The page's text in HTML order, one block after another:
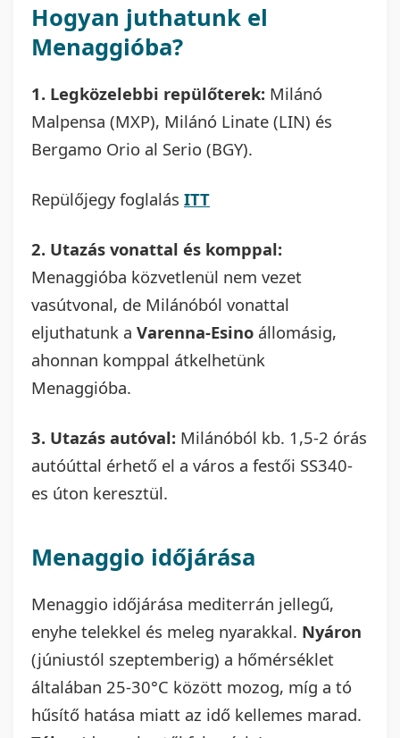
Hogyan juthatunk el
Menaggióba?
1. Legközelebbi repülőterek: Milánó
Malpensa (MXP), Milánó Linate (LIN) és
Bergamo Orio al Serio (BGY).
Repülőjegy foglalás ITT
2. Utazás vonattal és komppal:
Menaggióba közvetlenül nem vezet
vasútvonal, de Milánóból vonattal
eljuthatunk a Varenna-Esino állomásig,
ahonnan komppal átkelhetünk
Menaggióba.
3. Utazás autóval: Milánóból kb. 1,5-2 órás
autóúttal érhető el a város a festői SS340-
es úton keresztül.
Menaggio időjárása
Menaggio időjárása mediterrán jellegű,
enyhe telekkel és meleg nyarakkal. Nyáron
(júniustól szeptemberig) a hőmérséklet
általában 25-30°C között mozog, míg a tó
hűsítő hatása miatt az idő kellemes marad.